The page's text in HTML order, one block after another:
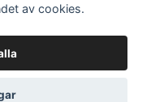
jag
av cookies.